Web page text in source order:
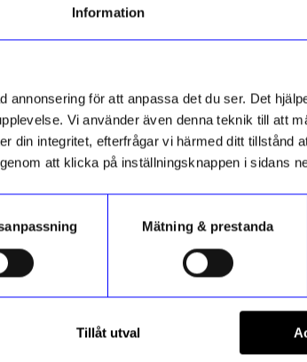
Information
annonsering för att anpassa det du ser. Det
Vi använder även denna teknik till att
din integritet, efterfrågar vi härmed ditt tillstånd
att klicka på inställningsknappen i sidans
Mätning & prestanda
Tillåt utvalBord Oscar Dia 34,5cm Beige